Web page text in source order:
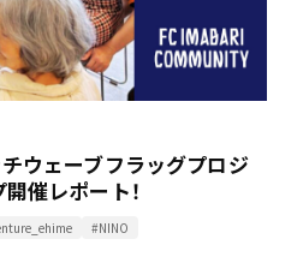
ウェーブフラッグプロジ
催レポート！
#NINO